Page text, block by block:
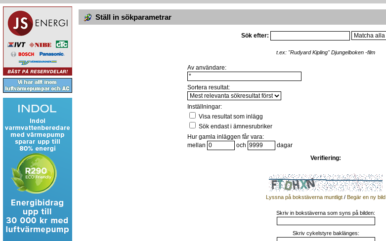
Ställ in sökparametrar
Sök efter:
t.ex: "Rudyard Kipling" Djungelboken -film
Av användare:
Sortera resultat:
Inställningar:
Visa resultat som inlägg
Sök endast i ämnesrubriker
Hur gamla inläggen får vara:
mellan
och
dagar
Verifiering:
Lyssna på bokstäverna muntligt / Begär en ny bild
Skriv in bokstäverna som syns på bilden:
Skriv cykelstyre baklänges: